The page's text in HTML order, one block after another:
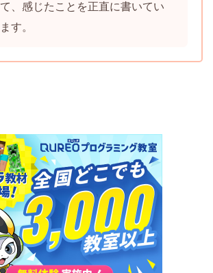
て、感じたことを正直に書いてい
ます。